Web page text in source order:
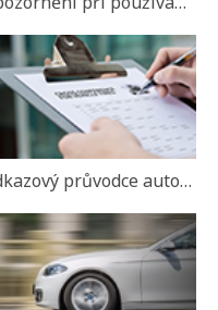
Odkazový průvodce automobilových pneumatik